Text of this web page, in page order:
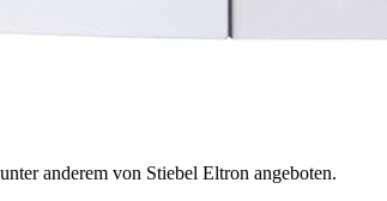
anderem von Stiebel Eltron angeboten.